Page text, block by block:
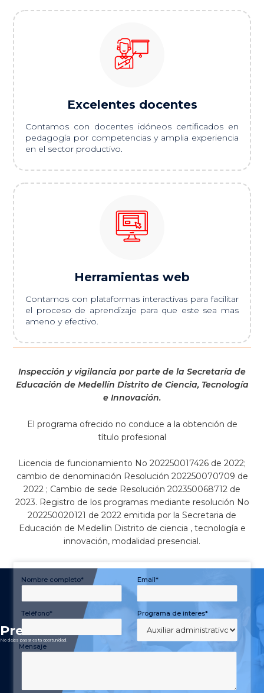
Excelentes docentes
Contamos con docentes idóneos certificados en
pedagogía por competencias y amplia experiencia
en el sector productivo.
Herramientas web
Contamos con plataformas interactivas para facilitar
el proceso de aprendizaje para que este sea mas
ameno y efectivo.
Inspección y vigilancia por parte de la Secretaría de
Educación de Medellín Distrito de Ciencia, Tecnología
e Innovación.
El programa ofrecido no conduce a la obtención de
título profesional
Licencia de funcionamiento No 202250017426 de 2022;
cambio de denominación Resolución 202250070709 de
2022 ; Cambio de sede Resolución 202350068712 de
2023. Registro de los programas mediante resolución No
202250020121 de 2022 emitida por la Secretaria de
Educación de Medellin Distrito de ciencia , tecnología e
innovación, modalidad presencial.
Pre
No dejes pasar esta oportunidad.
Nombre completo* Email*
Teléfono* Programa de interes*
Mensaje